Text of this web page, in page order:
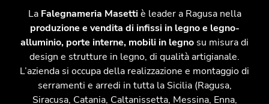
La Falegnameria Masettiè leader a Ragusa nella
produzione e vendita di infissi in legno e legno-
alluminio, porte interne, mobili in legno su misura di
design e strutture in legno, di qualità artigianale.
L’azienda si occupa della realizzazione e montaggio di
serramenti e arredi in tutta la Sicilia (Ragusa,
Siracusa, Catania, Caltanissetta, Messina, Enna,